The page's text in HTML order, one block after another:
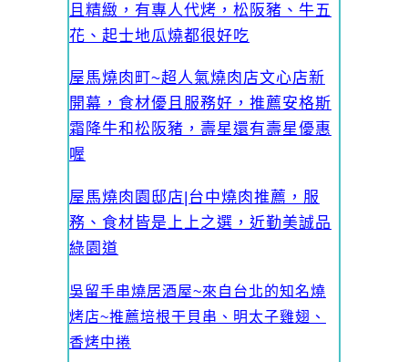
且精緻，有專人代烤，松阪豬、牛五
花、起士地瓜燒都很好吃
屋馬燒肉町~超人氣燒肉店文心店新
開幕，食材優且服務好，推薦安格斯
霜降牛和松阪豬，壽星還有壽星優惠
喔
屋馬燒肉園邸店|台中燒肉推薦，服
務、食材皆是上上之選，近勤美誠品
綠園道
吳留手串燒居酒屋~來自台北的知名燒
烤店~推薦培根干貝串、明太子雞翅、
香烤中捲